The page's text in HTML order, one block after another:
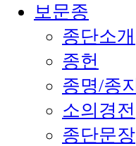
보문종
종단소개
종헌
종명/종지
소의경전
종단문장